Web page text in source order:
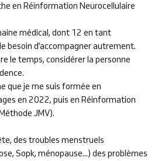
en Réinformation Neurocellulaire
médical, dont 12 en tant
besoin d’accompagner autrement.
le temps, considérer la personne
que je me suis formée en
en 2022, puis en Réinformation
JMV).
des troubles menstruels
Sopk, ménopause...) des problèmes